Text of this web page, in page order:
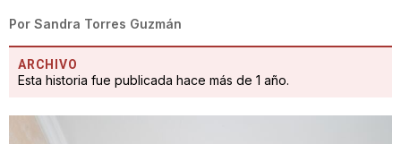
Por Sandra Torres Guzmán
ARCHIVO
Esta historia fue publicada hace más de 1 año.